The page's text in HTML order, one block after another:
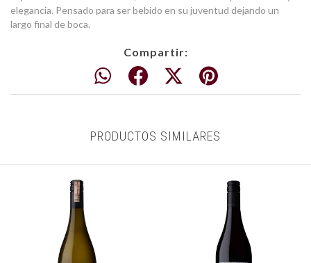
elegancia. Pensado para ser bebido en su juventud dejando un
largo final de boca.
Compartir:
PRODUCTOS SIMILARES